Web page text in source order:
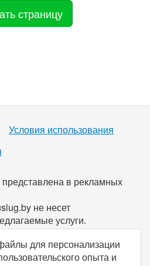
страницу
Условия использования
в рекламных
не несет
услуги.
вы можете связаться с
связи.
для персонализации
опыта и